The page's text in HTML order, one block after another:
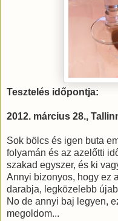
Tesztelés időpontja:
2012. március 28.,
Sok bölcs és igen buta
folyamán és az azelőtti
szakad egyszer, és ki
Annyi bizonyos, hogy ez
darabja, legközelebb
No de annyi baj legyen,
megoldom...